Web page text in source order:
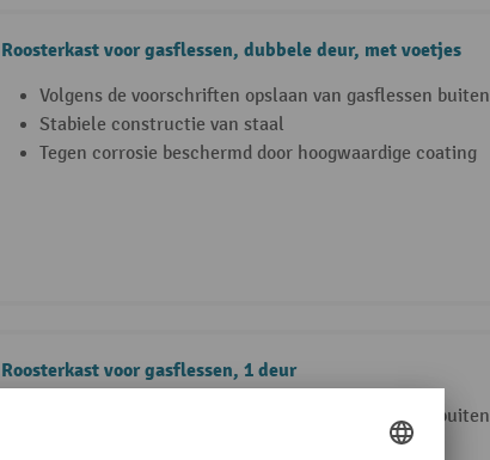
Roosterkast voor gasflessen, dubbele deur, met voetjes
Volgens de voorschriften opslaan van gasflessen buiten
Stabiele constructie van staal
Tegen corrosie beschermd door hoogwaardige coating
Roosterkast voor gasflessen, 1 deur
Volgens de voorschriften opslaan van gasflessen buiten